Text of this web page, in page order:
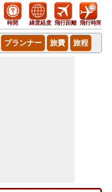
時間 緯度経度 飛行距離 飛行時間
プランナー 旅費 旅程